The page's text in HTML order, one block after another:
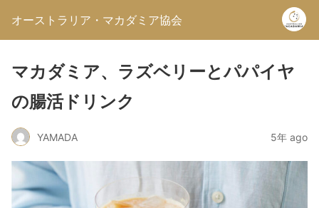
オーストラリア・マカダミア協会
マカダミア、ラズベリーとパパイヤ
の腸活ドリンク
YAMADA 5年 ago